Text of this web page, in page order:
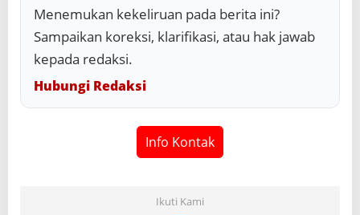
Menemukan kekeliruan pada berita ini?
Sampaikan koreksi, klarifikasi, atau hak jawab
kepada redaksi.
Hubungi Redaksi
Info Kontak
Ikuti Kami